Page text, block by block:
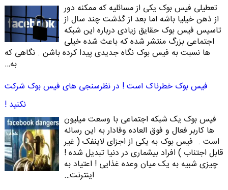
تعطیلی فیس بوک یکی از مسائلیه که ممکنه دور
از ذهن خیلیا باشه اما بعد از گذشت چند سال از
تاسیس فیس بوک حقایق زیادی درباره این شبکه
اجتماعی بزرگ منتشر شده که باعث شده خیلی
ها نسبت به فیس بوک نگاه جدیدی پیدا کرده باشن . نگاهی که
به…
فیس بوک خطرناک است ! در نظرسنجی های فیس بوک شرکت
نکنید !
فیس بوک یک شبکه اجتماعی با وسعت میلیون
ها کاربر فعال و فوق العاده وفادار به این رسانه
است . فیس بوک به یکی از اجزای لاینفک ( غیر
قابل اجتناب ) افراد بیشماری در دنیا تبدیل شده !
چیزی شبیه به یک میان وعده غذایی ! اعتیاد به
اینترنت…